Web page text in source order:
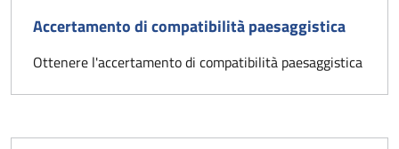
Accertamento di compatibilità paesaggistica
Ottenere l'accertamento di compatibilità paesaggistica